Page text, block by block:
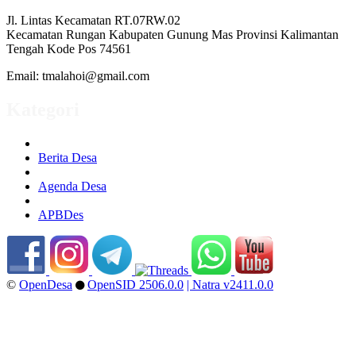
Jl. Lintas Kecamatan RT.07RW.02
Kecamatan Rungan Kabupaten Gunung Mas Provinsi Kalimantan
Tengah Kode Pos 74561
Email: tmalahoi@gmail.com
Berita Desa
Agenda Desa
APBDes
© OpenDesa OpenSID 2506.0.0 | Natra v2411.0.0